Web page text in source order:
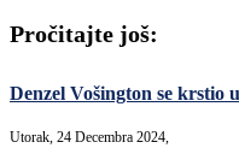
Pročitajte još:
Denzel Vošington se krstio
Utorak, 24 Decembra 2024,